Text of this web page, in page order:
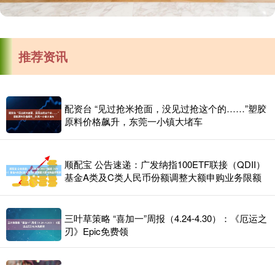
推荐资讯
配资台 “见过抢米抢面，没见过抢这个的……”塑胶
原料价格飙升，东莞一小镇大堵车
顺配宝 公告速递：广发纳指100ETF联接（QDII）
基金A类及C类人民币份额调整大额申购业务限额
三叶草策略 “喜加一”周报（4.24-4.30）：《厄运之
刃》Epic免费领